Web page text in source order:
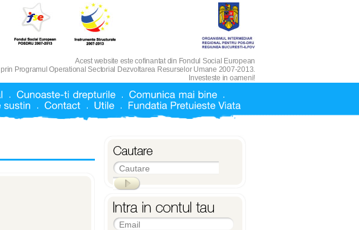
Acest website este cofinantat din Fondul Social European
prin Programul Operational Sectorial Dezvoltarea Resurselor Umane 2007-2013.
Investeste in oameni!
Cautare
Email